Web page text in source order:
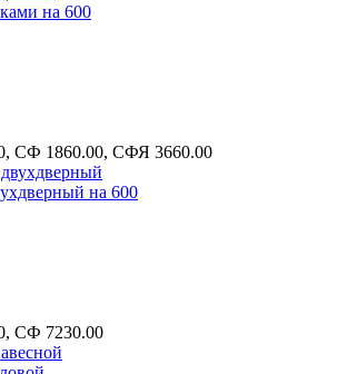
на 600
СФ 1860.00, СФЯ 3660.00
на 600
СФ 7230.00